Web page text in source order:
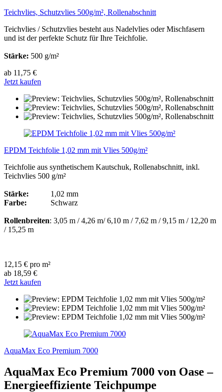
Teichvlies, Schutzvlies 500g/m², Rollenabschnitt
Teichvlies / Schutzvlies besteht aus Nadelvlies oder Mischfasern
und ist der perfekte Schutz für Ihre Teichfolie.
Stärke: 500 g/m²
ab 11,75 €
Jetzt kaufen
EPDM Teichfolie 1,02 mm mit Vlies 500g/m²
Teichfolie aus synthetischem Kautschuk, Rollenabschnitt, inkl.
Teichvlies 500 g/m²
Stärke: 1,02 mm
Farbe:
Schwarz
Rollenbreiten: 3,05 m / 4,26 m/ 6,10 m / 7,62 m / 9,15 m / 12,20 m
/ 15,25 m
12,15 € pro m²
ab 18,59 €
Jetzt kaufen
AquaMax Eco Premium 7000
AquaMax Eco Premium 7000 von Oase –
Energieeffiziente Teichpumpe